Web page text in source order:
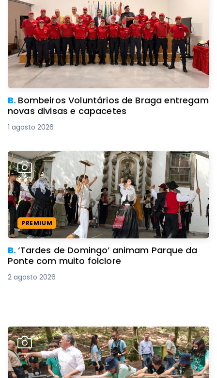
B. Bombeiros Voluntários de Braga entregam
novas divisas e capacetes
1 agosto 2026
PREMIUM
B.‘Tardes de Domingo’ animam Parque da
Ponte com muito folclore
2 agosto 2026